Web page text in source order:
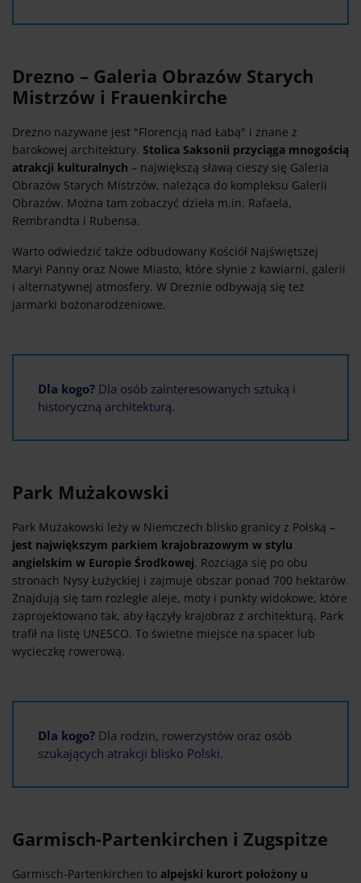
Drezno – Galeria Obrazów Starych
Mistrzów i Frauenkirche
Drezno nazywane jest "Florencją nad Łabą" i znane z
barokowej architektury. Stolica Saksonii przyciąga mnogością
atrakcji kulturalnych – największą sławą cieszy się Galeria
Obrazów Starych Mistrzów, należąca do kompleksu Galerii
Obrazów. Można tam zobaczyć dzieła m.in. Rafaela,
Rembrandta i Rubensa.
Warto odwiedzić także odbudowany Kościół Najświętszej
Maryi Panny oraz Nowe Miasto, które słynie z kawiarni, galerii
i alternatywnej atmosfery. W Dreznie odbywają się też
jarmarki bożonarodzeniowe.
Dla kogo? Dla osób zainteresowanych sztuką i
historyczną architekturą.
Park Mużakowski
Park Mużakowski leży w Niemczech blisko granicy z Polską –
jest największym parkiem krajobrazowym w stylu
angielskim w Europie Środkowej. Rozciąga się po obu
stronach Nysy Łużyckiej i zajmuje obszar ponad 700 hektarów.
Znajdują się tam rozległe aleje, moty i punkty widokowe, które
zaprojektowano tak, aby łączyły krajobraz z architekturą. Park
trafił na listę UNESCO. To świetne miejsce na spacer lub
wycieczkę rowerową.
Dla kogo? Dla rodzin, rowerzystów oraz osób
szukających atrakcji blisko Polski.
Garmisch-Partenkirchen i Zugspitze
Garmisch-Partenkirchen to alpejski kurort położony u